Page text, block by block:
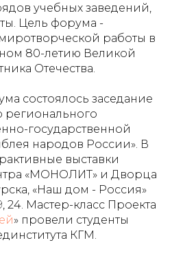
учебных заведений,
Цель форума -
работы в
80-летию Великой
Отечества.
состоялось заседание
регионального
государственной
народов России». В
выставки
«МОНОЛИТ» и Дворца
«Наш дом - Россия»
Мастер-класс Проекта
» провели студенты
КГМ.